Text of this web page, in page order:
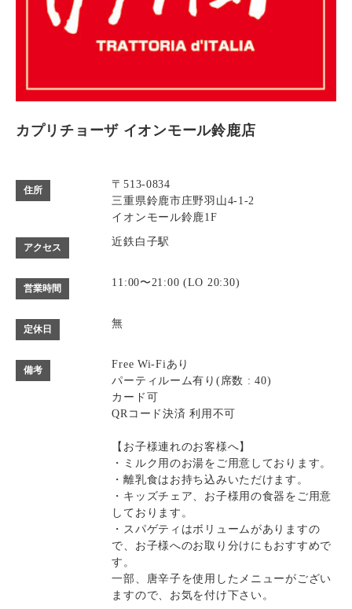
カプリチョーザ イオンモール鈴鹿店
住所
〒513-0834
三重県鈴鹿市庄野羽山4-1-2
イオンモール鈴鹿1F
アクセス 近鉄白子駅
営業時間 11:00〜21:00 (LO 20:30)
定休日 無
備考
Free Wi-Fiあり
パーティルーム有り(席数 : 40)
カード可
QRコード決済 利用不可
【お子様連れのお客様へ】
・ミルク用のお湯をご用意しております。
・離乳食はお持ち込みいただけます。
・キッズチェア、お子様用の食器をご用意
しております。
・スパゲティはボリュームがありますの
で、お子様へのお取り分けにもおすすめで
す。
一部、唐辛子を使用したメニューがござい
ますので、お気を付け下さい。